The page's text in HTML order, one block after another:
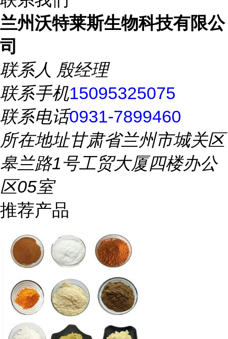
兰州沃特莱斯生物科技有限公
司
联系人 殷经理
联系手机15095325075
联系电话0931-7899460
所在地址甘肃省兰州市城关区
皋兰路1号工贸大厦四楼办公
区05室
推荐产品